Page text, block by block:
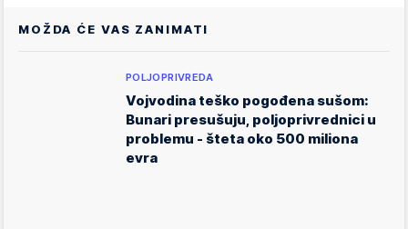
MOŽDA ĆE VAS ZANIMATI
POLJOPRIVREDA
Vojvodina teško pogođena sušom:
Bunari presušuju, poljoprivrednici u
problemu - šteta oko 500 miliona
evra